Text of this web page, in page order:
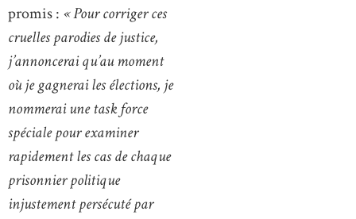
promis : « Pour corriger ces
cruelles parodies de justice,
j’annoncerai qu’au moment
où je gagnerai les élections, je
nommerai une task force
spéciale pour examiner
rapidement les cas de chaque
prisonnier politique
injustement persécuté par